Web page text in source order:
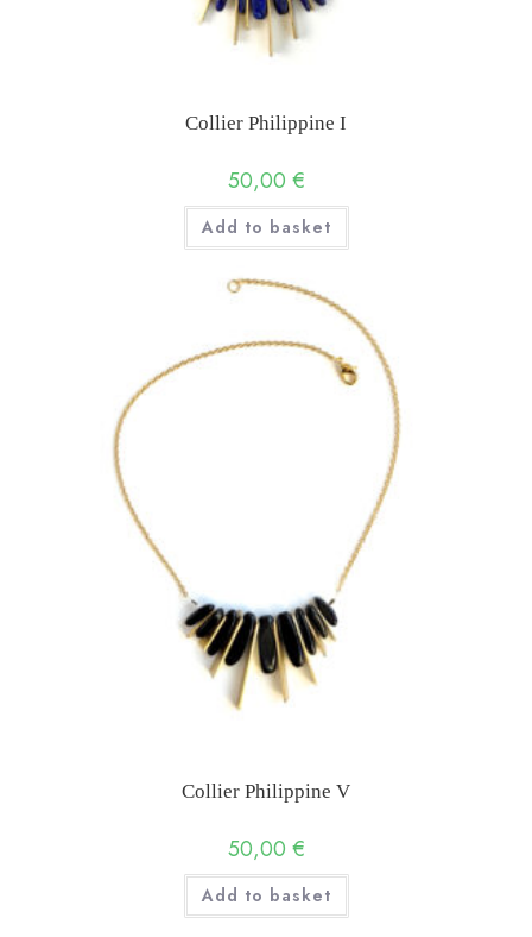
Collier Philippine I
50,00 €
Add to basket
Collier Philippine V
50,00 €
Add to basket